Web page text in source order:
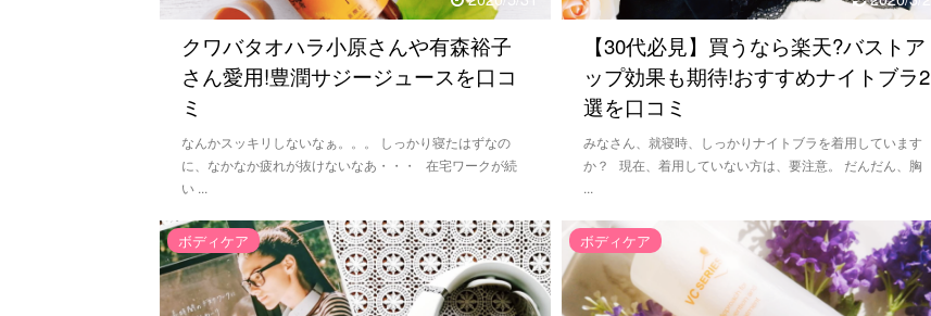
クワバタオハラ小原さんや有森裕子
さん愛用!豊潤サジージュースを口コ
ミ
なんかスッキリしないなぁ。。。 しっかり寝たはずなの
に、なかなか疲れが抜けないなあ・・・ 在宅ワークが続
い ...
【30代必見】買うなら楽天?バストア
ップ効果も期待!おすすめナイトブラ2
選を口コミ
みなさん、就寝時、しっかりナイトブラを着用しています
か？ 現在、着用していない方は、要注意。 だんだん、胸
...
ボディケア ボディケア